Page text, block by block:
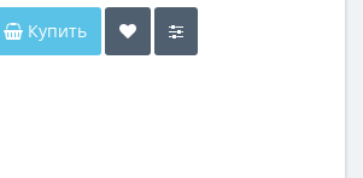
Купить